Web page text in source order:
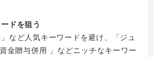
ドを狙う
」など人気キーワードを避け、「ジュ
金贈与併用 」などニッチなキーワー